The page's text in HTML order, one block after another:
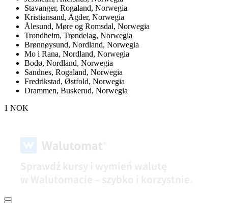
Stavanger, Rogaland, Norwegia
Kristiansand, Agder, Norwegia
Ålesund, Møre og Romsdal, Norwegia
Trondheim, Trøndelag, Norwegia
Brønnøysund, Nordland, Norwegia
Mo i Rana, Nordland, Norwegia
Bodø, Nordland, Norwegia
Sandnes, Rogaland, Norwegia
Fredrikstad, Østfold, Norwegia
Drammen, Buskerud, Norwegia
1 NOK